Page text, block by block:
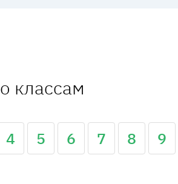
классам
4 5 6 7 8 9